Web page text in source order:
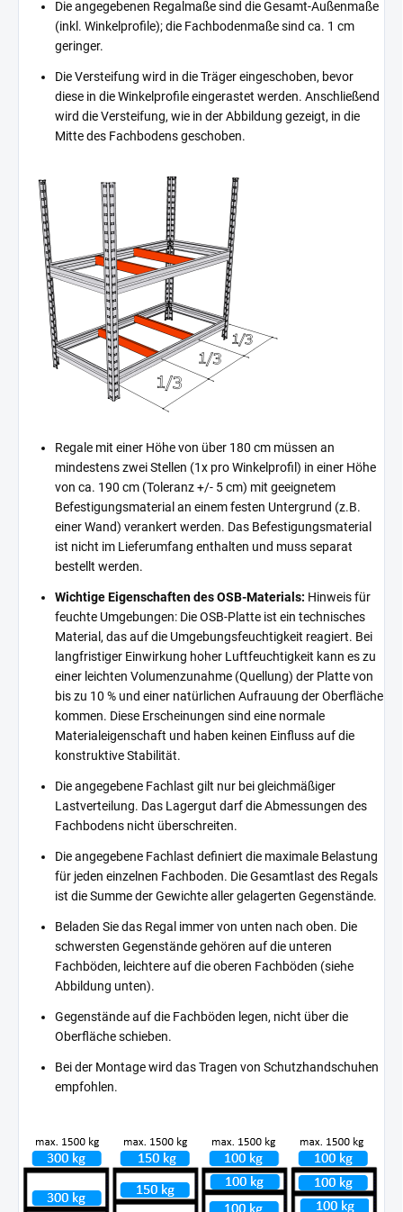
Die angegebenen Regalmaße sind die Gesamt-Außenmaße
(inkl. Winkelprofile); die Fachbodenmaße sind ca. 1 cm
geringer.
Die Versteifung wird in die Träger eingeschoben, bevor
diese in die Winkelprofile eingerastet werden. Anschließend
wird die Versteifung, wie in der Abbildung gezeigt, in die
Mitte des Fachbodens geschoben.
Regale mit einer Höhe von über 180 cm müssen an
mindestens zwei Stellen (1x pro Winkelprofil) in einer Höhe
von ca. 190 cm (Toleranz +/- 5 cm) mit geeignetem
Befestigungsmaterial an einem festen Untergrund (z.B.
einer Wand) verankert werden. Das Befestigungsmaterial
ist nicht im Lieferumfang enthalten und muss separat
bestellt werden.
Wichtige Eigenschaften des OSB-Materials: Hinweis für
feuchte Umgebungen: Die OSB-Platte ist ein technisches
Material, das auf die Umgebungsfeuchtigkeit reagiert. Bei
langfristiger Einwirkung hoher Luftfeuchtigkeit kann es zu
einer leichten Volumenzunahme (Quellung) der Platte von
bis zu 10 % und einer natürlichen Aufrauung der Oberfläche
kommen. Diese Erscheinungen sind eine normale
Materialeigenschaft und haben keinen Einfluss auf die
konstruktive Stabilität.
Die angegebene Fachlast gilt nur bei gleichmäßiger
Lastverteilung. Das Lagergut darf die Abmessungen des
Fachbodens nicht überschreiten.
Die angegebene Fachlast definiert die maximale Belastung
für jeden einzelnen Fachboden. Die Gesamtlast des Regals
ist die Summe der Gewichte aller gelagerten Gegenstände.
Beladen Sie das Regal immer von unten nach oben. Die
schwersten Gegenstände gehören auf die unteren
Fachböden, leichtere auf die oberen Fachböden (siehe
Abbildung unten).
Gegenstände auf die Fachböden legen, nicht über die
Oberfläche schieben.
Bei der Montage wird das Tragen von Schutzhandschuhen
empfohlen.